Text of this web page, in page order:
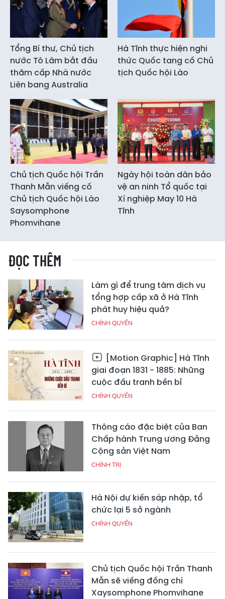
Tổng Bí thư, Chủ tịch
nước Tô Lâm bắt đầu
thăm cấp Nhà nước
Liên bang Australia
Hà Tĩnh thực hiện nghi
thức Quốc tang cố Chủ
tịch Quốc hội Lào
Chủ tịch Quốc hội Trần
Thanh Mẫn viếng cố
Chủ tịch Quốc hội Lào
Saysomphone
Phomvihane
Ngày hội toàn dân bảo
vệ an ninh Tổ quốc tại
Xí nghiệp May 10 Hà
Tĩnh
ĐỌC THÊM
Làm gì để trung tâm dịch vụ
tổng hợp cấp xã ở Hà Tĩnh
phát huy hiệu quả?
CHÍNH QUYỀN
[Motion Graphic] Hà Tĩnh
giai đoạn 1831 - 1885: Những
cuộc đấu tranh bền bỉ
CHÍNH QUYỀN
Thông cáo đặc biệt của Ban
Chấp hành Trung ương Đảng
Cộng sản Việt Nam
CHÍNH TRỊ
Hà Nội dự kiến sáp nhập, tổ
chức lại 5 sở ngành
CHÍNH QUYỀN
Chủ tịch Quốc hội Trần Thanh
Mẫn sẽ viếng đồng chí
Xaysomphone Phomvihane